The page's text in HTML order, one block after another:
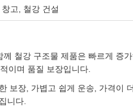
고, 철강 건설
철강 구조물 제품은 빠르게 증
이며 품질 보장입니다.
보장, 가볍고 쉽게 운송, 가격이
니다.